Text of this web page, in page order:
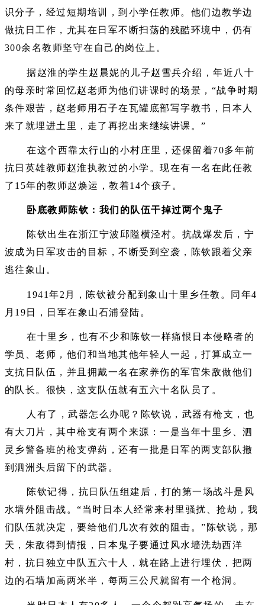
识分子，经过短期培训，到小学任教师。他们边教学边
做抗日工作，尤其在日军不断扫荡的残酷环境中，仍有
300余名教师坚守在自己的岗位上。
据赵淮的学生赵晨妮的儿子赵雪兵介绍，年近八十
的母亲时常回忆赵老师为他们讲课时的场景，“战争时期
条件艰苦，赵老师用石子在瓦罐底部写字教书，日本人
来了就埋进土里，走了再挖出来继续讲课。”
在这个西靠太行山的小村庄里，还保留着70多年前
抗日英雄教师赵淮执教过的小学。现在有一名在此任教
了15年的教师赵焕运，教着14个孩子。
卧底教师陈钦：我们的队伍干掉过两个鬼子
陈钦出生在浙江宁波邱隘横泾村。抗战爆发后，宁
波成为日军攻击的目标，不断受到空袭，陈钦跟着父亲
逃往象山。
1941年2月，陈钦被分配到象山十里乡任教。同年4
月19日，日军在象山石浦登陆。
在十里乡，也有不少和陈钦一样痛恨日本侵略者的
学员、老师，他们和当地其他年轻人一起，打算成立一
支抗日队伍，并且拥戴一名在家养伤的军官朱敌做他们
的队长。很快，这支队伍就有五六十名队员了。
人有了，武器怎么办呢？陈钦说，武器有枪支，也
有大刀片，其中枪支有两个来源：一是当年十里乡、泗
灵乡警备班的枪支弹药，还有一批是日军的两支部队撤
到泗洲头后留下的武器。
陈钦记得，抗日队伍组建后，打的第一场战斗是风
水墙外阻击战。“当时日本人经常来村里骚扰、抢劫，我
们队伍就决定，要给他们几次有效的阻击。”陈钦说，那
天，朱敌得到情报，日本鬼子要通过风水墙洗劫西洋
村，抗日独立中队五六十人，就在路上进行埋伏，把两
边的石墙加高两米半，每两三公尺就留有一个枪洞。